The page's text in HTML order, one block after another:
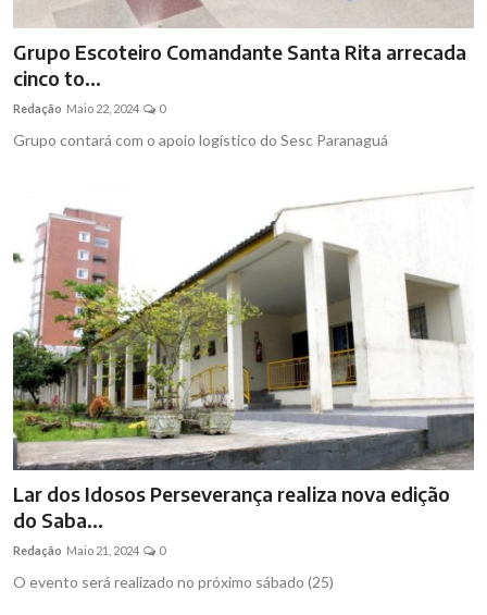
Grupo Escoteiro Comandante Santa Rita arrecada
cinco to...
Redação Maio 22, 2024 0
Grupo contará com o apoio logístico do Sesc Paranaguá
Lar dos Idosos Perseverança realiza nova edição
do Saba...
Redação Maio 21, 2024 0
O evento será realizado no próximo sábado (25)